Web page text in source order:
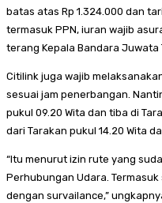
batas atas Rp 1.324.000 dan
termasuk PPN, iuran wajib
terang Kepala Bandara Juwata
Citilink juga wajib
sesuai jam penerbangan.
pukul 09.20 Wita dan tiba di
dari Tarakan pukul 14.20 Wita
“Itu menurut izin rute yang
Perhubungan Udara.
dengan survailance,”